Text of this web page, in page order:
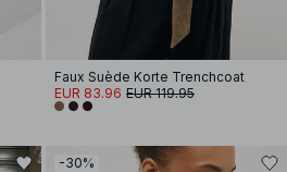
Faux Suède Korte Trenchcoat
EUR 83.96 EUR 119.95
-30%